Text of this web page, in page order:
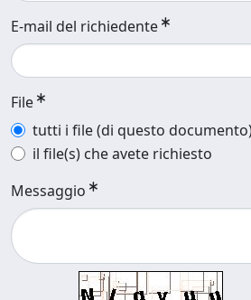
E-mail del richiedente
File
tutti i file (di questo
il file(s) che avete richiesto
Messaggio